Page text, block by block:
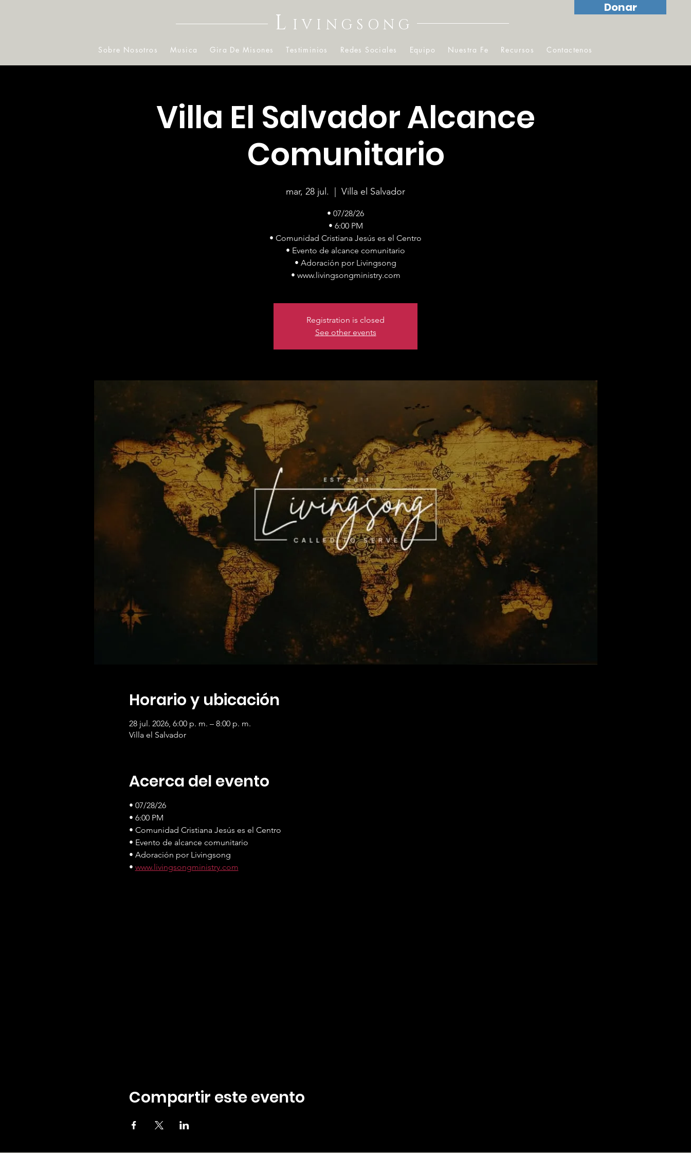
L IVINGSONG
Sobre Nosotros Musica Gira De Misones Testiminios Redes Sociales Equipo Nuestra Fe Recursos Contactenos
Donar
Villa El Salvador Alcance
Comunitario
mar, 28 jul. Villa el Salvador
• 07/28/26
• 6:00 PM
• Comunidad Cristiana Jesús es el Centro
• Evento de alcance comunitario
• Adoración por Livingsong
• www.livingsongministry.com
Registration is closed
See other events
Horario y ubicación
28 jul. 2026, 6:00 p. m. – 8:00 p. m.
Villa el Salvador
Acerca del evento
• 07/28/26
• 6:00 PM
• Comunidad Cristiana Jesús es el Centro
• Evento de alcance comunitario
• Adoración por Livingsong
• www.livingsongministry.com
Compartir este evento